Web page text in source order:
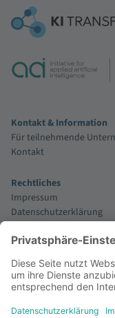
Kontakt & Information
Für teilnehmende
Kontakt
Rechtliches
Impressum
Datenschutzerklärung